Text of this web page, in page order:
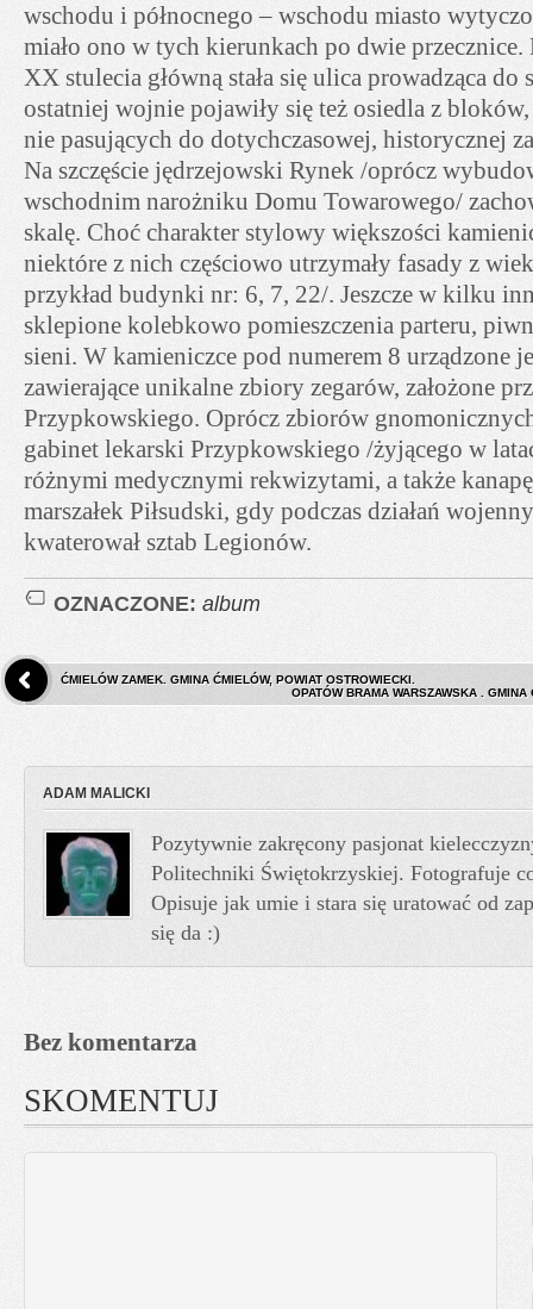
wschodu i północnego – wschodu miasto
miało ono w tych kierunkach po dwie
XX stulecia główną stała się ulica prowadząca
ostatniej wojnie pojawiły się też osiedla z bloków,
nie pasujących do dotychczasowej, historycznej
Na szczęście jędrzejowski Rynek /oprócz
wschodnim narożniku Domu Towarowego/
skalę. Choć charakter stylowy większości
niektóre z nich częściowo utrzymały fasady z
przykład budynki nr: 6, 7, 22/. Jeszcze w kilku
sklepione kolebkowo pomieszczenia parteru,
sieni. W kamieniczce pod numerem 8 urządzone
zawierające unikalne zbiory zegarów, założone
Przypkowskiego. Oprócz zbiorów
gabinet lekarski Przypkowskiego /żyjącego w
różnymi medycznymi rekwizytami, a także
marszałek Piłsudski, gdy podczas działań
kwaterował sztab Legionów.
OZNACZONE: album
ĆMIELÓW ZAMEK. GMINA ĆMIELÓW, POWIAT OSTROWIECKI.
OPATÓW BRAMA WARSZAWSKA . GMINA
ADAM MALICKI
Pozytywnie zakręcony pasjonat
Politechniki Świętokrzyskiej. Fotografuje
Opisuje jak umie i stara się uratować od
się da :)
Bez komentarza
SKOMENTUJ